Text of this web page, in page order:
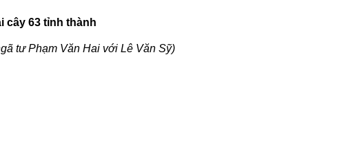
cây 63 tỉnh thành
tư Phạm Văn Hai với Lê Văn Sỹ)